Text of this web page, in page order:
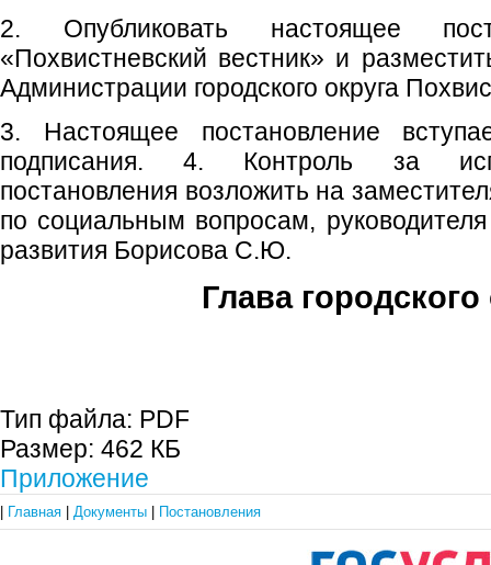
2. Опубликовать настоящее
«Похвистневский вестник» и
Администрации городского округа
3. Настоящее постановление
подписания. 4. Контроль за
постановления возложить на
по социальным вопросам,
развития Борисова С.Ю.
Глава городского
Тип файла: PDF
Размер: 462 КБ
Приложение
Главная Документы Постановления